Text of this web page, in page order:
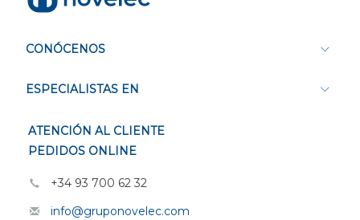
CONÓCENOS
ESPECIALISTAS EN
ATENCIÓN AL CLIENTE
PEDIDOS ONLINE
+34 93 700 62 32
info@gruponovelec.com